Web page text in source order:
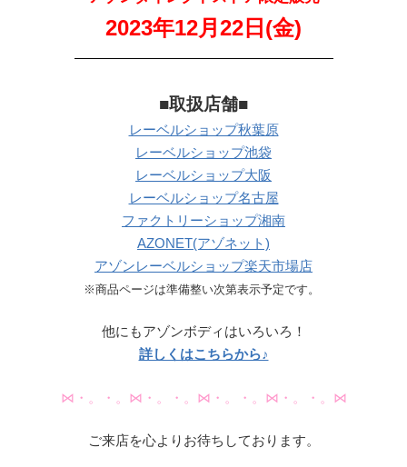
2023年12月22日(金)
———————————————————
■取扱店舗■
レーベルショップ秋葉原
レーベルショップ池袋
レーベルショップ大阪
レーベルショップ名古屋
ファクトリーショップ湘南
AZONET(アゾネット)
アゾンレーベルショップ楽天市場店
※商品ページは準備整い次第表示予定です。
他にもアゾンボディはいろいろ！
詳しくはこちらから♪
⋈・。・。⋈・。・。⋈・。・。⋈・。・。⋈
ご来店を心よりお待ちしております。